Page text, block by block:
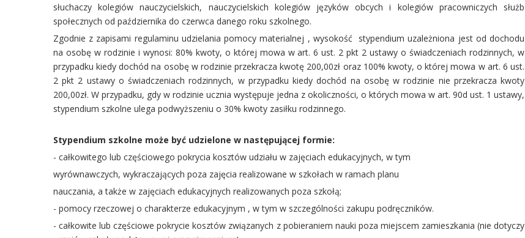
słuchaczy kolegiów nauczycielskich, nauczycielskich kolegiów języków obcych i kolegiów pracowniczych służb
społecznych od października do czerwca danego roku szkolnego.
Zgodnie z zapisami regulaminu udzielania pomocy materialnej , wysokość stypendium uzależniona jest od dochodu
na osobę w rodzinie i wynosi: 80% kwoty, o której mowa w art. 6 ust. 2 pkt 2 ustawy o świadczeniach rodzinnych, w
przypadku kiedy dochód na osobę w rodzinie przekracza kwotę 200,00zł oraz 100% kwoty, o której mowa w art. 6 ust.
2 pkt 2 ustawy o świadczeniach rodzinnych, w przypadku kiedy dochód na osobę w rodzinie nie przekracza kwoty
200,00zł. W przypadku, gdy w rodzinie ucznia występuje jedna z okoliczności, o których mowa w art. 90d ust. 1 ustawy,
stypendium szkolne ulega podwyższeniu o 30% kwoty zasiłku rodzinnego.
Stypendium szkolne może być udzielone w następującej formie:
- całkowitego lub częściowego pokrycia kosztów udziału w zajęciach edukacyjnych, w tym
wyrównawczych, wykraczających poza zajęcia realizowane w szkołach w ramach planu
nauczania, a także w zajęciach edukacyjnych realizowanych poza szkołą;
- pomocy rzeczowej o charakterze edukacyjnym , w tym w szczególności zakupu podręczników.
- całkowite lub częściowe pokrycie kosztów związanych z pobieraniem nauki poza miejscem zamieszkania (nie dotyczy